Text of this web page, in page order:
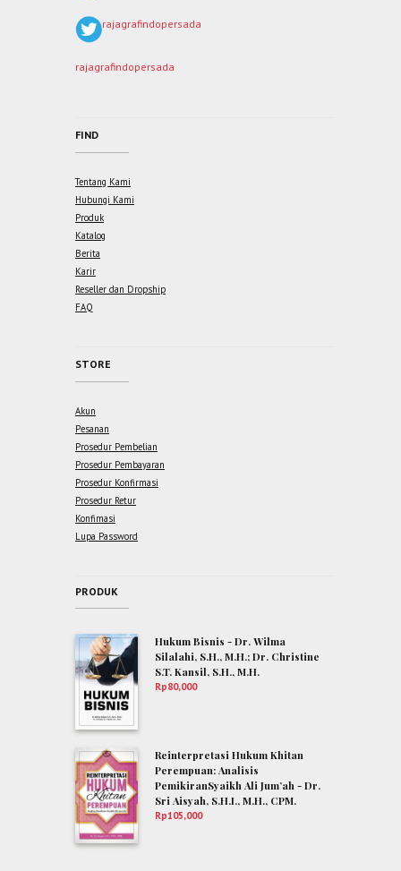
rajagrafindopersada
rajagrafindopersada
FIND
Tentang Kami
Hubungi Kami
Produk
Katalog
Berita
Karir
Reseller dan Dropship
FAQ
STORE
Akun
Pesanan
Prosedur Pembelian
Prosedur Pembayaran
Prosedur Konfirmasi
Prosedur Retur
Konfimasi
Lupa Password
PRODUK
Hukum Bisnis - Dr. Wilma
Silalahi, S.H., M.H.; Dr. Christine
S.T. Kansil, S.H., M.H.
Rp80,000
Reinterpretasi Hukum Khitan
Perempuan: Analisis
PemikiranSyaikh Ali Jum’ah - Dr.
Sri Aisyah, S.H.I., M.H., CPM.
Rp105,000